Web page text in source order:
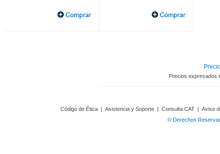
Precios expresados
Código de Ética | Asistencia y Soporte | Consulta CAT | Aviso
© Derechos